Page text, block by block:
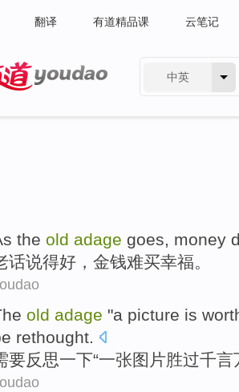
翻译 有道精品课 云笔记
中英
the old adage goes, money
话说得好， 金钱难买幸福。
old adage "a picture is
rethought.
要反思一下“一张图片胜过千言